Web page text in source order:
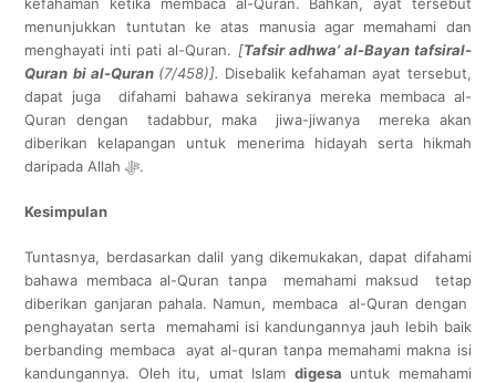
menunjukkan tuntutan ke atas manusia agar memahami dan
menghayati inti pati al-Quran. [Tafsir adhwa’ al-Bayan tafsiral-
Quran bi al-Quran (7/458)]. Disebalik kefahaman ayat tersebut,
dapat juga difahami bahawa sekiranya mereka membaca al-
Quran dengan tadabbur, maka jiwa-jiwanya mereka akan
diberikan kelapangan untuk menerima hidayah serta hikmah
daripada Allah ﷻ.
Kesimpulan
Tuntasnya, berdasarkan dalil yang dikemukakan, dapat difahami
bahawa membaca al-Quran tanpa memahami maksud tetap
diberikan ganjaran pahala. Namun, membaca al-Quran dengan
penghayatan serta memahami isi kandungannya jauh lebih baik
berbanding membaca ayat al-quran tanpa memahami makna isi
kandungannya. Oleh itu, umat Islam digesa untuk memahami